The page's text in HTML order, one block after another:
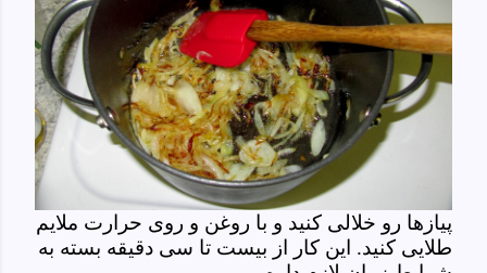
پیازها رو خلالی کنید و با روغن و روی حرارت ملایم
طلایی کنید. این کار از بیست تا سی دقیقه بسته به